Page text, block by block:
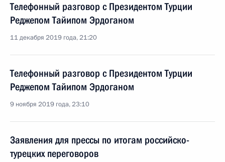
Телефонный разговор с Президентом Турции
Реджепом Тайипом Эрдоганом
11 декабря 2019 года, 21:20
Телефонный разговор с Президентом Турции
Реджепом Тайипом Эрдоганом
9 ноября 2019 года, 23:10
Заявления для прессы по итогам российско-
турецких переговоров